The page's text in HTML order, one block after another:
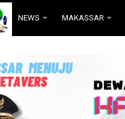
NEWS MAKASSAR